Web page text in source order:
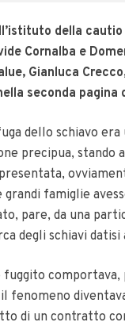
della cautio
Cornalba e
Gianluca
seconda pagina
dello schiavo
precipua, stando
famiglie
pare, da una
degli schiavi datisi
fuggito comportava,
fenomeno
di un contratto